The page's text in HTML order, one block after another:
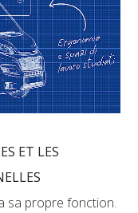
ET LES
sa propre fonction.